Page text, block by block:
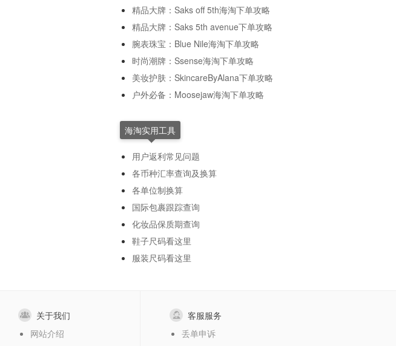
精品大牌：Saks off 5th海淘下单攻略
精品大牌：Saks 5th avenue下单攻略
腕表珠宝：Blue Nile海淘下单攻略
时尚潮牌：Ssense海淘下单攻略
美妆护肤：SkincareByAlana下单攻略
户外必备：Moosejaw海淘下单攻略
海淘实用工具
用户返利常见问题
各币种汇率查询及换算
各单位制换算
国际包裹跟踪查询
化妆品保质期查询
鞋子尺码看这里
服装尺码看这里
关于我们
网站介绍
客服服务
丢单申诉